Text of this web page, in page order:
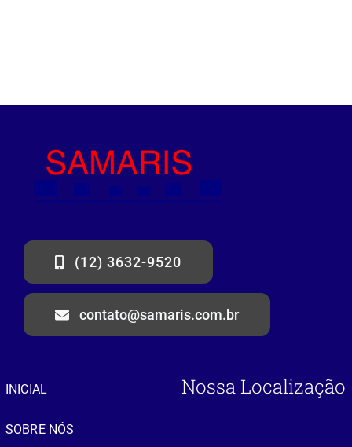
(12) 3632-9520
contato@samaris.com.br
INICIAL
SOBRE NÓS
Nossa Localização